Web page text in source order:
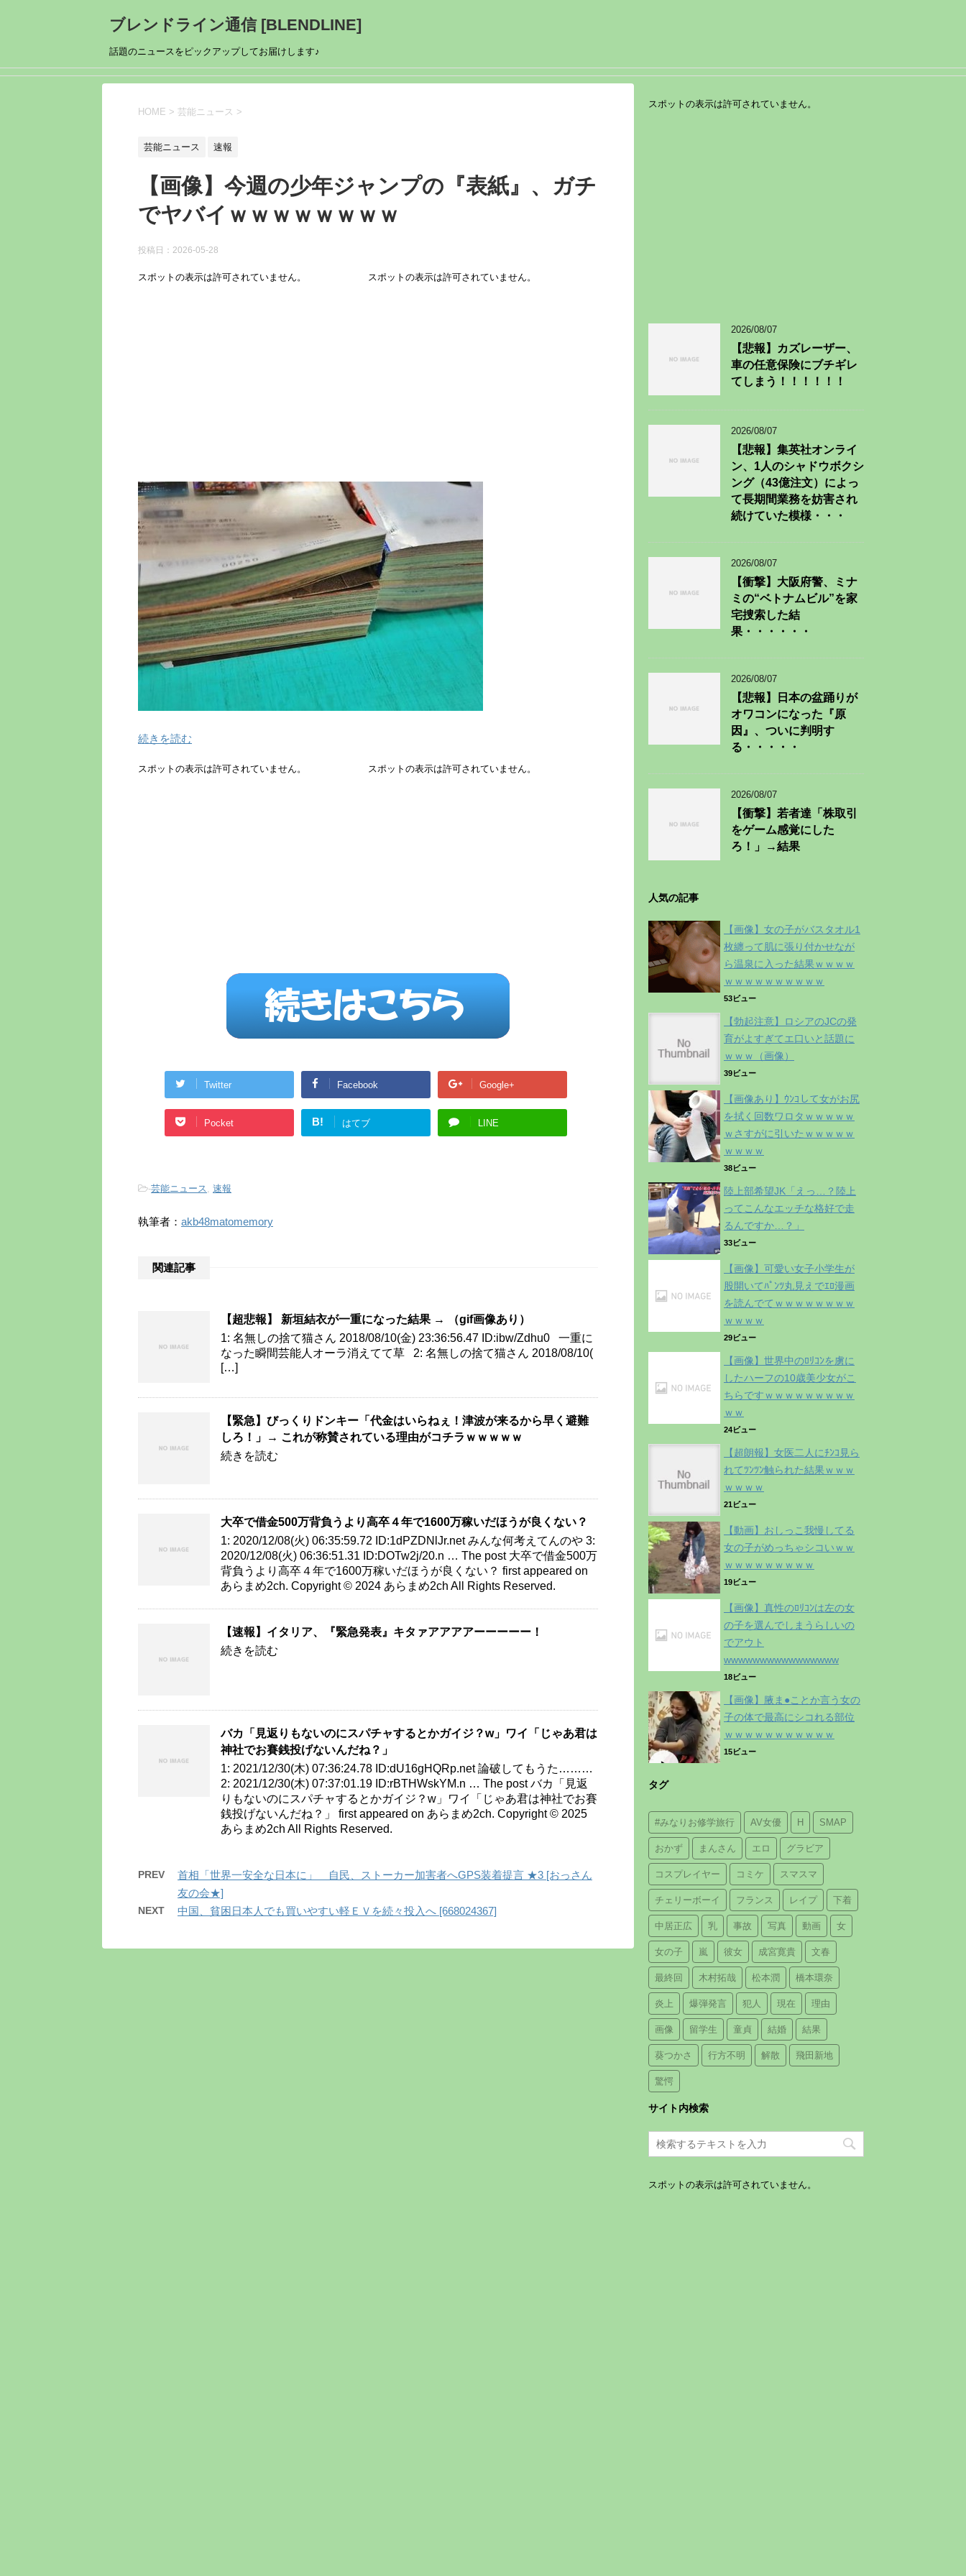
ブレンドライン通信 [BLENDLINE]
話題のニュースをピックアップしてお届けします♪
HOME > 芸能ニュース >
芸能ニュース 速報
【画像】今週の少年ジャンプの『表紙』、ガチ
でヤバイｗｗｗｗｗｗｗｗ
投稿日： 2026-05-28
続きを読む
Twitter Facebook Google+
Pocket B! はてブ LINE
-芸能ニュース, 速報
執筆者： akb48matomemory
関連記事
【超悲報】 新垣結衣が一重になった結果 → （gif画像あり）
1: 名無しの捨て猫さん 2018/08/10(金) 23:36:56.47 ID:ibw/Zdhu0 一重に
なった瞬間芸能人オーラ消えてて草 2: 名無しの捨て猫さん 2018/08/10(
[…]
【緊急】びっくりドンキー「代金はいらねぇ！津波が来るから早く避難
しろ！」→ これが称賛されている理由がコチラｗｗｗｗｗ
続きを読む
大卒で借金500万背負うより高卒４年で1600万稼いだほうが良くない？
1: 2020/12/08(火) 06:35:59.72 ID:1dPZDNlJr.net みんな何考えてんのや 3:
2020/12/08(火) 06:36:51.31 ID:DOTw2j/20.n … The post 大卒で借金500万
背負うより高卒４年で1600万稼いだほうが良くない？ first appeared on
あらまめ2ch. Copyright © 2024 あらまめ2ch All Rights Reserved.
【速報】イタリア、『緊急発表』キタァアアアアーーーーー！
続きを読む
バカ「見返りもないのにスパチャするとかガイジ？w」ワイ「じゃあ君は
神社でお賽銭投げないんだね？」
1: 2021/12/30(木) 07:36:24.78 ID:dU16gHQRp.net 論破してもうた………
2: 2021/12/30(木) 07:37:01.19 ID:rBTHWskYM.n … The post バカ「見返
りもないのにスパチャするとかガイジ？w」ワイ「じゃあ君は神社でお賽
銭投げないんだね？」 first appeared on あらまめ2ch. Copyright © 2025
あらまめ2ch All Rights Reserved.
PREV
首相「世界一安全な日本に」 自民、ストーカー加害者へGPS装着提言 ★3 [おっさん
友の会★]
NEXT 中国、貧困日本人でも買いやすい軽ＥＶを続々投入へ [668024367]
2026/08/07
【悲報】カズレーザー、
車の任意保険にブチギレ
てしまう！！！！！！
2026/08/07
【悲報】集英社オンライ
ン、1人のシャドウボクシ
ング（43億注文）によっ
て長期間業務を妨害され
続けていた模様・・・
2026/08/07
【衝撃】大阪府警、ミナ
ミの“ベトナムビル”を家
宅捜索した結
果・・・・・・
2026/08/07
【悲報】日本の盆踊りが
オワコンになった『原
因』、ついに判明す
る・・・・・
2026/08/07
【衝撃】若者達「株取引
をゲーム感覚にした
ろ！」→結果
人気の記事
【画像】女の子がバスタオル1
枚纏って肌に張り付かせなが
ら温泉に入った結果ｗｗｗｗ
ｗｗｗｗｗｗｗｗｗｗ
53ビュー
【勃起注意】ロシアのJCの発
育がよすぎてエ口いと話題に
ｗｗｗ（画像）
39ビュー
【画像あり】ｳﾝｺして女がお尻
を拭く回数ワロタｗｗｗｗｗ
ｗさすがに引いたｗｗｗｗｗ
ｗｗｗｗ
38ビュー
陸上部希望JK「えっ…？陸上
ってこんなエッチな格好で走
るんですか…？」
33ビュー
【画像】可愛い女子小学生が
股開いてﾊﾟﾝﾂ丸見えでｴﾛ漫画
を読んでてｗｗｗｗｗｗｗｗ
ｗｗｗｗ
29ビュー
【画像】世界中のﾛﾘｺﾝを虜に
したハーフの10歳美少女がこ
ちらですｗｗｗｗｗｗｗｗｗ
ｗｗ
24ビュー
【超朗報】女医二人にﾁﾝｺ見ら
れてﾂﾝﾂﾝ触られた結果ｗｗｗ
ｗｗｗｗ
21ビュー
【動画】おしっこ我慢してる
女の子がめっちゃシコいｗｗ
ｗｗｗｗｗｗｗｗｗ
19ビュー
【画像】真性のﾛﾘｺﾝは左の女
の子を選んでしまうらしいの
でアウト
wwwwwwwwwwwwwwww
18ビュー
【画像】腋ま●ことか言う女の
子の体で最高にシコれる部位
ｗｗｗｗｗｗｗｗｗｗｗ
15ビュー
タグ
#みなりお修学旅行 AV女優 H SMAP
おかず まんさん エロ グラビア
コスプレイヤー コミケ スマスマ
チェリーボーイ フランス レイプ 下着
中居正広 乳 事故 写真 動画 女
女の子 嵐 彼女 成宮寛貴 文春
最終回 木村拓哉 松本潤 橋本環奈
炎上 爆弾発言 犯人 現在 理由
画像 留学生 童貞 結婚 結果
葵つかさ 行方不明 解散 飛田新地
驚愕
サイト内検索